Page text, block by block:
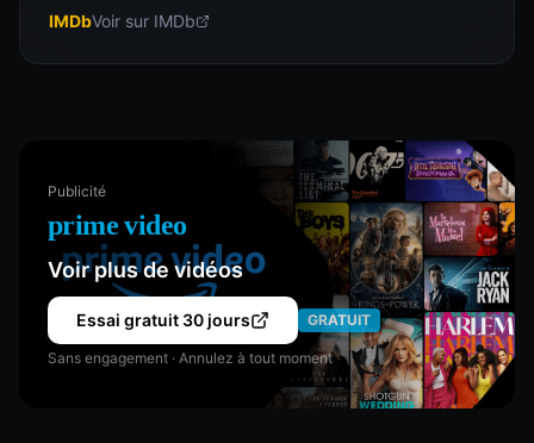
IMDbVoir sur IMDb
Publicité
prime video
Voir plus de vidéos
Essai gratuit 30 jours GRATUIT
Sans engagement · Annulez à tout moment